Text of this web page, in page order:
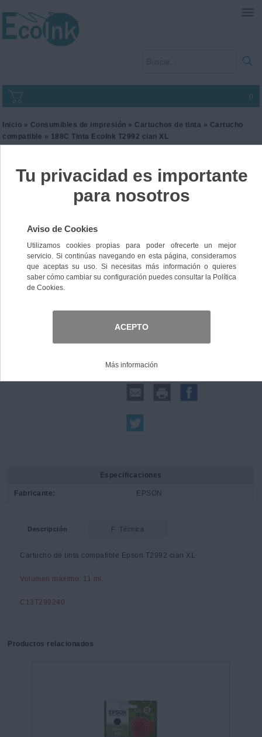
0
Inicio » Consumibles de impresión » Cartuchos de tinta » Cartucho
compatible » 188C Tinta EcoInk T2992 cian XL
188C Tinta EcoInk T2992
Ref. I2EPST2992
Compartir:
Especificaciones
Fabricante: EPSON
Descripción F. Técnica
Cartucho de tinta compatible Epson T2992 cian XL
Volumen máximo: 11 ml.
C13T299240
Productos relacionados